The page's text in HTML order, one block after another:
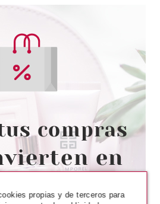
DYLAN TURQUOISE
38.95€
propias y de terceros para